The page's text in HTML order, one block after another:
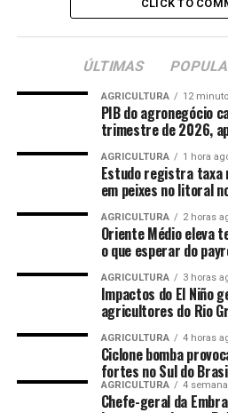
Polícia Civil prende homem que
em cárcere companheira em
CLICK TO
ÚLTIMAS
AGRICULTURA 12
PIB do agronegócio
trimestre de 2026,
AGRICULTURA 1 hora
Estudo registra taxa
em peixes no litoral
AGRICULTURA 2 horas
Oriente Médio eleva
o que esperar do
AGRICULTURA 3 horas
Impactos do El Niño
agricultores do Rio
AGRICULTURA 4 horas
Ciclone bomba
fortes no Sul do
AGRICULTURA 4
Chefe-geral da